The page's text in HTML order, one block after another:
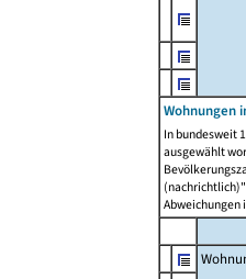
Wohnungen
In bundesweit
ausgewählt
Abweichungen